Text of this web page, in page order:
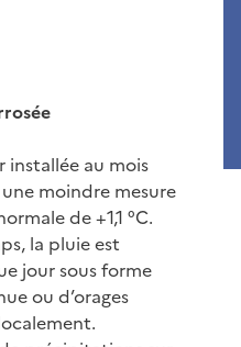
installée au mois
moindre mesure
de +1,1 °C.
la pluie est
jour sous forme
ou d’orages